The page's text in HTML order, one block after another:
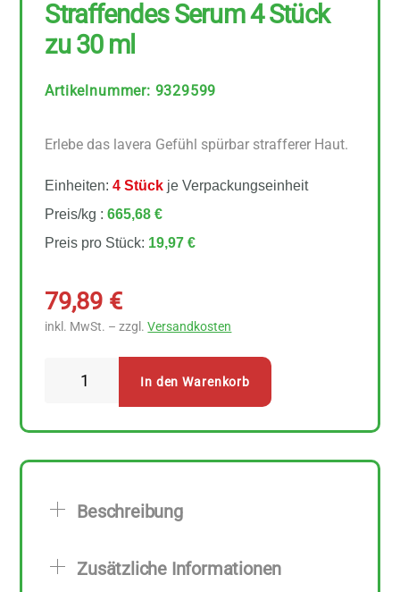
Straffendes Serum 4 Stück
zu 30 ml
Artikelnummer: 9329599
Erlebe das lavera Gefühl spürbar strafferer Haut.
Einheiten:4 Stück je Verpackungseinheit
Preis/kg :665,68 €
Preis pro Stück: 19,97 €
79,89 €
inkl. MwSt. – zzgl.Versandkosten
Stück
ml
In den Warenkorb
Beschreibung
Zusätzliche Informationen